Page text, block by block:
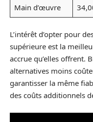
Main d’œuvre
L’intérêt d’opter pour
supérieure est la
accrue qu’elles offrent.
alternatives moins
garantisser la même
des coûts additionnels